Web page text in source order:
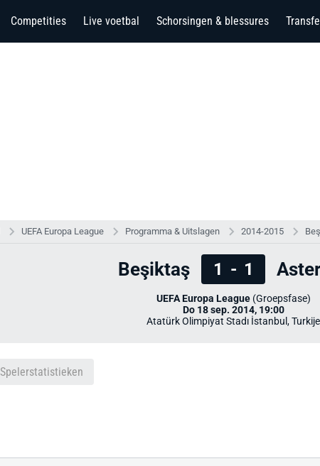
Competities Live voetbal Schorsingen & blessures
UEFA Europa League Programma & Uitslagen 2014-2015
Beşiktaş 1 - 1
UEFA Europa League(Groepsfase)
Do 18 sep. 2014, 19:00
Atatürk Olimpiyat Stadı İstanbul, Turkije
Spelerstatistieken